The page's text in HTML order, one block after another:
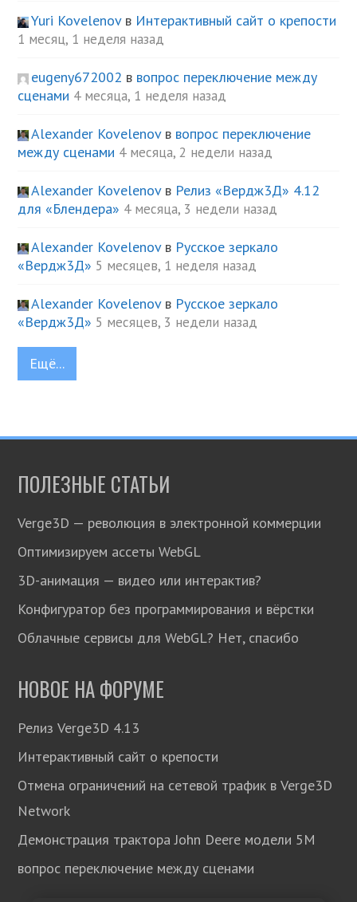
Yuri Kovelenovв Интерактивный сайт о крепости
1 месяц, 1 неделя назад
eugeny672002 в вопрос переключение между
сценами 4 месяца, 1 неделя назад
Alexander Kovelenovв вопрос переключение
между сценами 4 месяца, 2 недели назад
Alexander Kovelenovв Релиз «Вердж3Д» 4.12
для «Блендера» 4 месяца, 3 недели назад
Alexander Kovelenovв Русское зеркало
«Вердж3Д» 5 месяцев, 1 неделя назад
Alexander Kovelenovв Русское зеркало
«Вердж3Д» 5 месяцев, 3 недели назад
Ещё...
ПОЛЕЗНЫЕ СТАТЬИ
Verge3D — революция в электронной коммерции
Оптимизируем ассеты WebGL
3D-анимация — видео или интерактив?
Конфигуратор без программирования и вёрстки
Облачные сервисы для WebGL? Нет, спасибо
НОВОЕ НА ФОРУМЕ
Релиз Verge3D 4.13
Интерактивный сайт о крепости
Отмена ограничений на сетевой трафик в Verge3D
Network
Демонстрация трактора John Deere модели 5М
вопрос переключение между сценами